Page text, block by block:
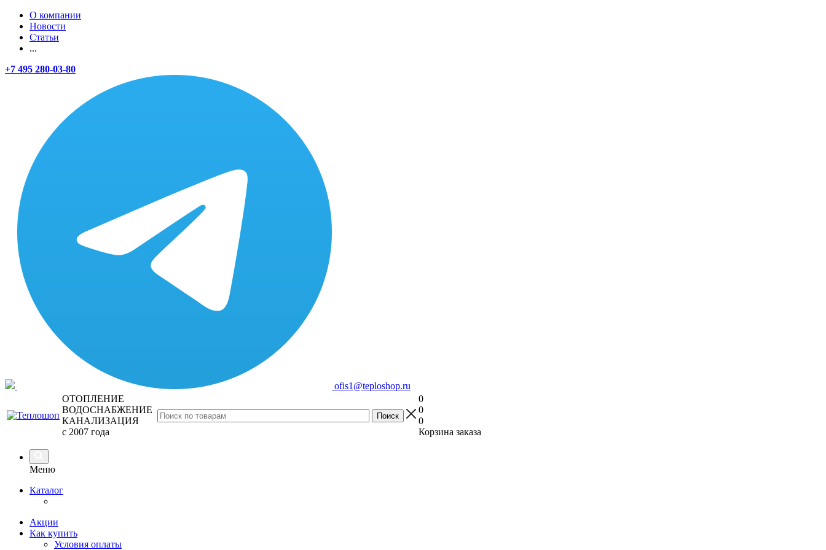
О компании
Новости
Статьи
...
+7 495 280-03-80
ofis1@teploshop.ru
ОТОПЛЕНИЕ
ВОДОСНАБЖЕНИЕ
КАНАЛИЗАЦИЯ
с 2007 года
0
0
0
Корзина заказа
Меню
Каталог
Акции
Как купить
Условия оплаты